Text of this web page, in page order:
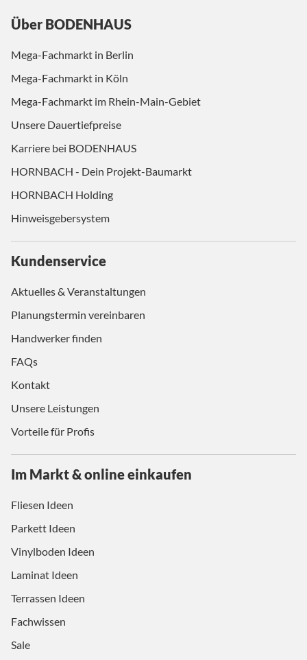
Über BODENHAUS
Mega-Fachmarkt in Berlin
Mega-Fachmarkt in Köln
Mega-Fachmarkt im Rhein-Main-Gebiet
Unsere Dauertiefpreise
Karriere bei BODENHAUS
HORNBACH - Dein Projekt-Baumarkt
HORNBACH Holding
Hinweisgebersystem
Kundenservice
Aktuelles & Veranstaltungen
Planungstermin vereinbaren
Handwerker finden
FAQs
Kontakt
Unsere Leistungen
Vorteile für Profis
Im Markt & online einkaufen
Fliesen Ideen
Parkett Ideen
Vinylboden Ideen
Laminat Ideen
Terrassen Ideen
Fachwissen
Sale